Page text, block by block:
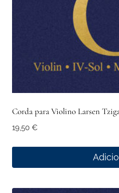
Corda para Violino Larsen
19,50 €